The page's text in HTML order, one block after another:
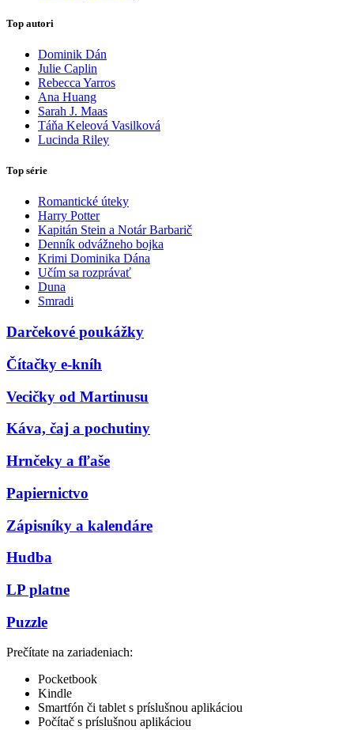
Top autori
Dominik Dán
Julie Caplin
Rebecca Yarros
Ana Huang
Sarah J. Maas
Táňa Keleová Vasilková
Lucinda Riley
Top série
Romantické úteky
Harry Potter
Kapitán Stein a Notár Barbarič
Denník odvážneho bojka
Krimi Dominika Dána
Učím sa rozprávať
Duna
Smradi
Darčekové poukážky
Čítačky e-kníh
Vecičky od Martinusu
Káva, čaj a pochutiny
Hrnčeky a fľaše
Papiernictvo
Zápisníky a kalendáre
Hudba
LP platne
Puzzle
Prečítate na zariadeniach:
Pocketbook
Kindle
Smartfón či tablet s príslušnou aplikáciou
Počítač s príslušnou aplikáciou